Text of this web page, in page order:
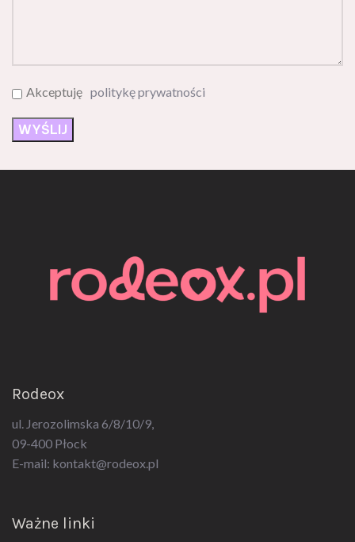
Akceptuję politykę prywatności
Rodeox
ul. Jerozolimska 6/8/10/9,
09-400 Płock
E-mail: kontakt@rodeox.pl
Ważne linki